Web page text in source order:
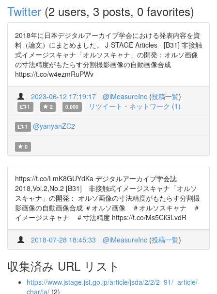
Twitter (2 users, 3 posts, 0 favorites)
2018年に日本デジタルアーカイブ学会における発表内容を資
料（論文）にまとめました。 J-STAGE Articles - [B31] 非接触
式イメージスキャナ「オルソスキャナ」の開発：オルソ画像
の寸法精度がもたらす分割撮影画像の自動画像合成
https://t.co/w4ezmRuPWv
2023-06-12 17:19:17 @iMeasureInc (投稿一覧)
1 2 0.000 リツイート・ネットワーク (1)
1 @yanyanZC2
0
https://t.co/LmK8GUYdKa デジタルアーカイブ学会誌
2018,Vol.2,No.2 [B31] 非接触式イメージスキャナ「オルソ
スキャナ」の開発： オルソ画像の寸法精度がもたらす分割撮
影画像の自動画像合成 ＃オルソ画像 ＃オルソスキャナ ＃
イメージスキャナ ＃寸法精度 https://t.co/Ms5CiGLvdR
2018-07-28 18:45:33 @iMeasureInc (投稿一覧)
収集済み URL リスト
https://www.jstage.jst.go.jp/article/jsda/2/2/2_91/_article/-
char/ja/ (2)